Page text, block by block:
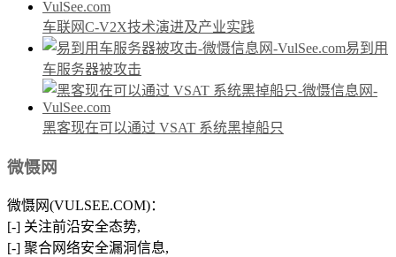
车联网C-V2X技术演进及产业实践
易到用
车服务器被攻击
黑客现在可以通过 VSAT 系统黑掉船只
微慑网
微慑网(VULSEE.COM)：
[-] 关注前沿安全态势,
[-] 聚合网络安全漏洞信息,